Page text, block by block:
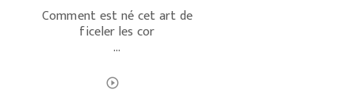
Comment est né cet art de
ficeler les cor
…
play_circle_outline